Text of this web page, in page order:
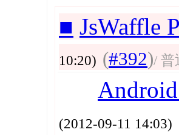
■ JsWaffle
10:20) (#392)/ 普
(2012-09-11 14:03)